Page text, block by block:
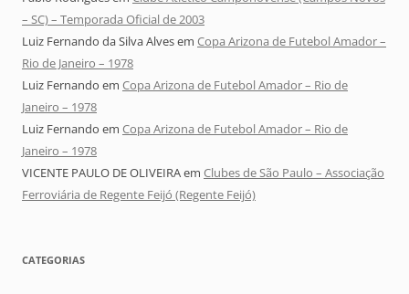
– SC) – Temporada Oficial de 2003
Luiz Fernando da Silva Alvesem Copa Arizona de Futebol Amador –
Rio de Janeiro – 1978
Luiz Fernando em Copa Arizona de Futebol Amador – Rio de
Janeiro – 1978
Luiz Fernando em Copa Arizona de Futebol Amador – Rio de
Janeiro – 1978
VICENTE PAULO DE OLIVEIRAem Clubes de São Paulo – Associação
Ferroviária de Regente Feijó (Regente Feijó)
CATEGORIAS